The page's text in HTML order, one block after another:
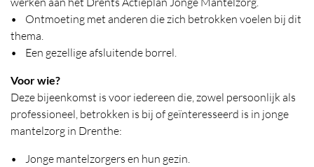
• Ontmoeting met anderen die zich betrokken voelen bij dit
thema.
• Een gezellige afsluitende borrel.
Voor wie?
Deze bijeenkomst is voor iedereen die, zowel persoonlijk als
professioneel, betrokken is bij of geïnteresseerd is in jonge
mantelzorg in Drenthe:
• Jonge mantelzorgers en hun gezin.